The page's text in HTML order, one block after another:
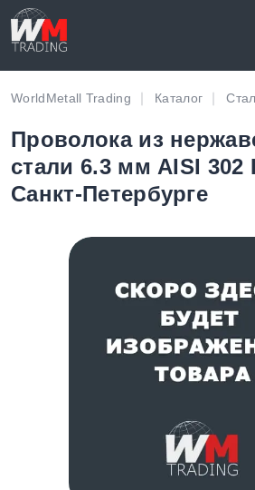
WorldMetall Trading Каталог
Проволока из
стали 6.3 мм AISI 302
Санкт-Петербурге